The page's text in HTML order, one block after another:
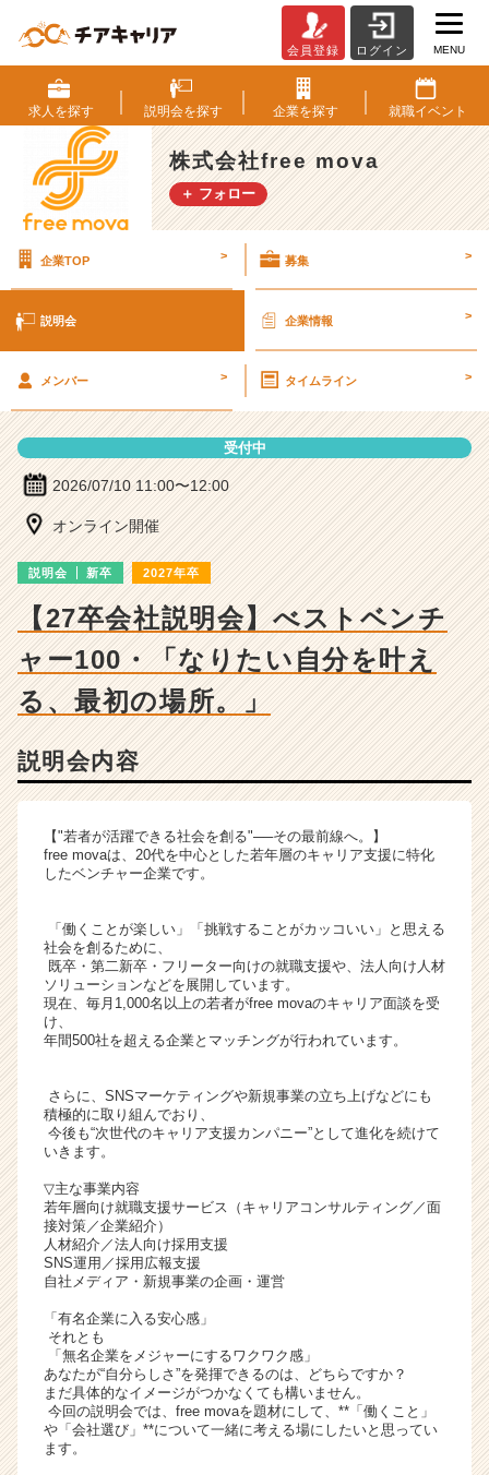
式
会
社
f
r
e
v
説
ベ
ャ
ー・
成
長
企
業
か
が
届
く
活
イ
ト
ア
ャ
リ
ア
e
r
C
r
e
r）
会員登録 ログイン MENU
求人を探す 説明会を探す 企業を探す 就職イベント
株式会社free mova
＋ フォロー
企業TOP > 募集 >
説明会 企業情報 >
メンバー > タイムライン >
受付中
2026/07/10 11:00〜12:00
オンライン開催
説明会 新卒 2027年卒
【27卒会社説明会】べストベンチ
ャー100・「なりたい自分を叶え
る、最初の場所。」
説明会内容
【"若者が活躍できる社会を創る"──その最前線へ。】
free movaは、20代を中心とした若年層のキャリア支援に特化
したベンチャー企業です。
「働くことが楽しい」「挑戦することがカッコいい」と思える
社会を創るために、
既卒・第二新卒・フリーター向けの就職支援や、法人向け人材
ソリューションなどを展開しています。
現在、毎月1,000名以上の若者がfree movaのキャリア面談を受
け、
年間500社を超える企業とマッチングが行われています。
さらに、SNSマーケティングや新規事業の立ち上げなどにも
積極的に取り組んでおり、
今後も“次世代のキャリア支援カンパニー”として進化を続けて
いきます。
▽主な事業内容
若年層向け就職支援サービス（キャリアコンサルティング／面
接対策／企業紹介）
人材紹介／法人向け採用支援
SNS運用／採用広報支援
自社メディア・新規事業の企画・運営
「有名企業に入る安心感」
それとも
「無名企業をメジャーにするワクワク感」
あなたが“自分らしさ”を発揮できるのは、どちらですか？
まだ具体的なイメージがつかなくても構いません。
今回の説明会では、free movaを題材にして、**「働くこと」
や「会社選び」**について一緒に考える場にしたいと思ってい
ます。